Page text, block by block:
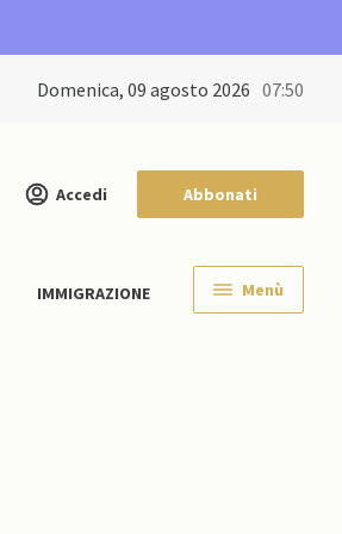
domenica, 09 agosto 2026 07:50
Accedi Abbonati
IMMIGRAZIONE Menù